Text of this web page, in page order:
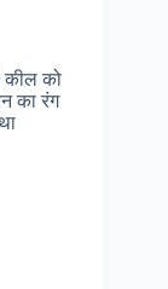
कील को
का रंग